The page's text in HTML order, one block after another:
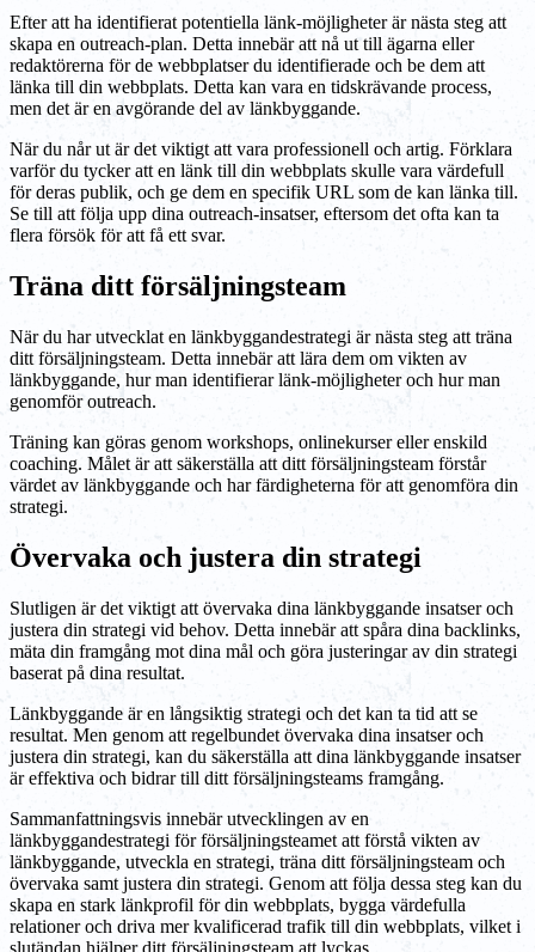
Efter att ha identifierat potentiella länk-möjligheter är nästa steg att
skapa en outreach-plan. Detta innebär att nå ut till ägarna eller
redaktörerna för de webbplatser du identifierade och be dem att
länka till din webbplats. Detta kan vara en tidskrävande process,
men det är en avgörande del av länkbyggande.
När du når ut är det viktigt att vara professionell och artig. Förklara
varför du tycker att en länk till din webbplats skulle vara värdefull
för deras publik, och ge dem en specifik URL som de kan länka till.
Se till att följa upp dina outreach-insatser, eftersom det ofta kan ta
flera försök för att få ett svar.
Träna ditt försäljningsteam
När du har utvecklat en länkbyggandestrategi är nästa steg att träna
ditt försäljningsteam. Detta innebär att lära dem om vikten av
länkbyggande, hur man identifierar länk-möjligheter och hur man
genomför outreach.
Träning kan göras genom workshops, onlinekurser eller enskild
coaching. Målet är att säkerställa att ditt försäljningsteam förstår
värdet av länkbyggande och har färdigheterna för att genomföra din
strategi.
Övervaka och justera din strategi
Slutligen är det viktigt att övervaka dina länkbyggande insatser och
justera din strategi vid behov. Detta innebär att spåra dina backlinks,
mäta din framgång mot dina mål och göra justeringar av din strategi
baserat på dina resultat.
Länkbyggande är en långsiktig strategi och det kan ta tid att se
resultat. Men genom att regelbundet övervaka dina insatser och
justera din strategi, kan du säkerställa att dina länkbyggande insatser
är effektiva och bidrar till ditt försäljningsteams framgång.
Sammanfattningsvis innebär utvecklingen av en
länkbyggandestrategi för försäljningsteamet att förstå vikten av
länkbyggande, utveckla en strategi, träna ditt försäljningsteam och
övervaka samt justera din strategi. Genom att följa dessa steg kan du
skapa en stark länkprofil för din webbplats, bygga värdefulla
relationer och driva mer kvalificerad trafik till din webbplats, vilket i
slutändan hjälper ditt försäljningsteam att lyckas.